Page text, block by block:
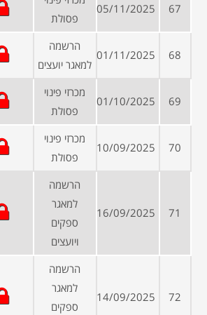
67
05/11/2025
פסולת
68
01/11/2025
הרשמה
למאגר יועצים
69
01/10/2025
מכרזי פינוי
פסולת
70
10/09/2025
מכרזי פינוי
פסולת
71
16/09/2025
הרשמה
למאגר
ספקים
ויועצים
72
14/09/2025
הרשמה
למאגר
ספקים